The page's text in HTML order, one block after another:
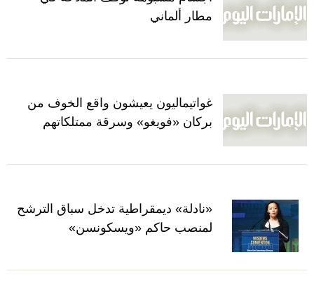
مطار ألماني
غواتيماليون يعيشون واقع الخوف من
بركان «فويغو» وسرقة ممتلكاتهم
«نادلة» ديمقراطية تدخل سباق الترشح
لمنصب حاكم «ويسكونسن»